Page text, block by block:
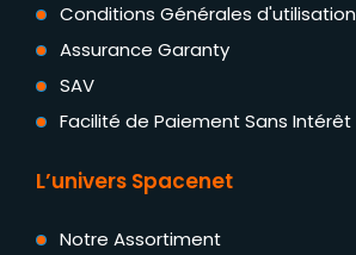
Conditions Générales d'utilisation
Assurance Garanty
SAV
Facilité de Paiement Sans Intérêt
L’univers Spacenet
Notre Assortiment